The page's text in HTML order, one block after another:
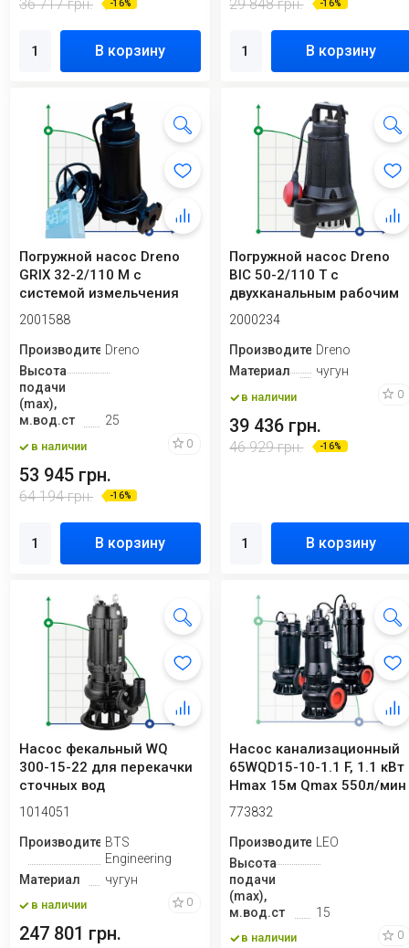
36 717 грн. -16%
В корзину
29 848 грн. -16%
В корзину
Погружной насос Dreno
GRIX 32-2/110 M с
системой измельчения
2001588
ПроизводительDreno
Высота
подачи
(max),
м.вод.ст
25
в наличии 0
53 945 грн.
64 194 грн. -16%
В корзину
Погружной насос Dreno
BIC 50-2/110 T с
двухканальным рабочим
колесом
2000234
ПроизводительDreno
Материал
чугун
в наличии 0
39 436 грн.
46 929 грн. -16%
В корзину
Насос фекальный WQ
300-15-22 для перекачки
сточных вод
1014051
ПроизводительBTS
Engineering
Материал
чугун
в наличии 0
247 801 грн.
Насос канализационный
65WQD15-10-1.1 F, 1.1 кВт
Hmax 15м Qmax 550л/мин
LEO 3....
773832
ПроизводительLEO
Высота
подачи
(max),
м.вод.ст
15
в наличии 0